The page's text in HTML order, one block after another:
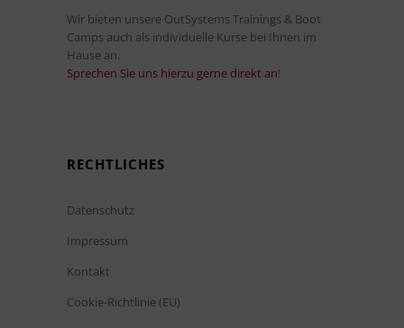
Wir bieten unsere OutSystems Trainings & Boot
Camps auch als individuelle Kurse bei Ihnen im
Hause an.
Sprechen Sie uns hierzu gerne direkt an!
RECHTLICHES
Datenschutz
Impressum
Kontakt
Cookie-Richtlinie (EU)